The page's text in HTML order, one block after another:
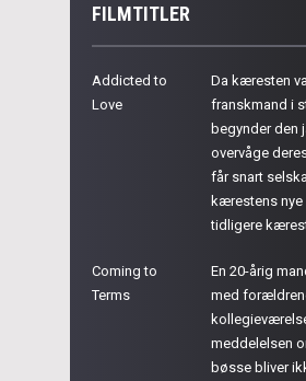
FILMTITLER
Addicted to
Love
Da kæresten
franskmand i
begynder den
overvåge
får snart
kærestens nye
tidligere
Coming to
Terms
En 20-årig
med
meddelelsen
bøsse bliver